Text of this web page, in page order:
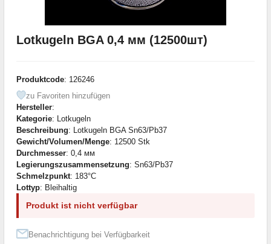
Lotkugeln BGA 0,4 мм (12500шт)
Produktcode: 126246
zu Favoriten hinzufügen
Hersteller:
Kategorie: Lotkugeln
Beschreibung: Lotkugeln BGA Sn63/Pb37
Gewicht/Volumen/Menge: 12500 Stk
Durchmesser: 0,4 мм
Legierungszusammensetzung: Sn63/Pb37
Schmelzpunkt: 183°С
Lottyp: Bleihaltig
Produkt ist nicht verfügbar
Benachrichtigung bei Verfügbarkeit